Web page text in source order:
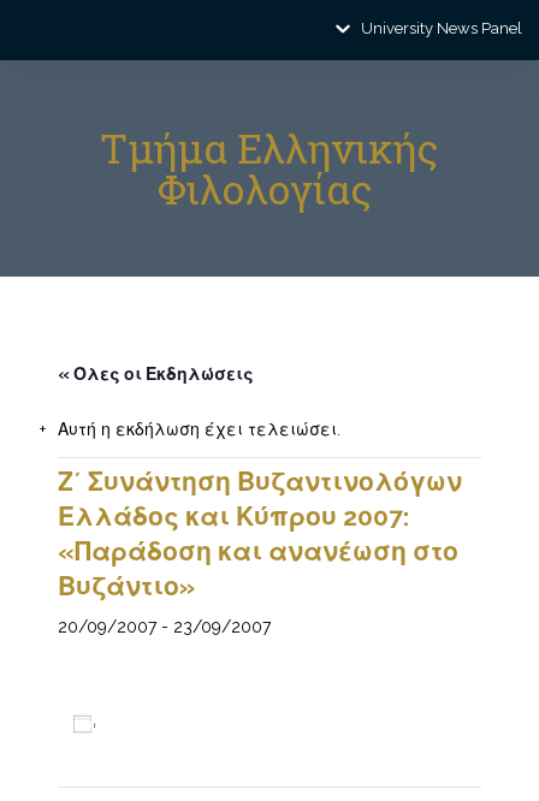
University News Panel
Τμήμα Ελληνικής
Φιλολογίας
« Όλες οι Εκδηλώσεις
Αυτή η εκδήλωση έχει τελειώσει.
Ζ΄ Συνάντηση Βυζαντινολόγων
Ελλάδος και Κύπρου 2007:
«Παράδοση και ανανέωση στο
Βυζάντιο»
20/09/2007- 23/09/2007